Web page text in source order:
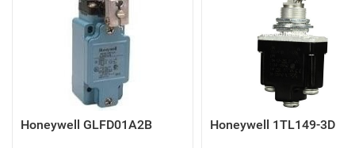
Honeywell GLFD01A2B Honeywell 1TL149-3D